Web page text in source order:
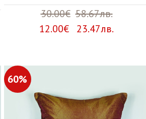
30.00€ 58.67лв.
12.00€ 23.47лв.
60%